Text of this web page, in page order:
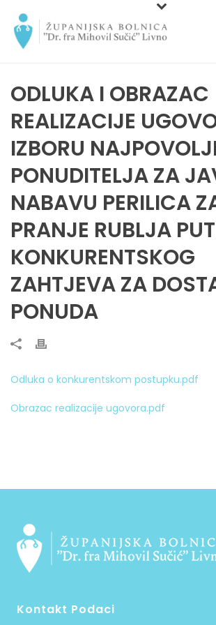
ODLUKA I OBRAZAC
REALIZACIJE
IZBORU
PONUDITELJA ZA
NABAVU PERILICA
PRANJE RUBLJA
KONKURENTSKOG
ZAHTJEVA ZA
PONUDA
Odluka o konkurentskom postupku.pdf
Obrazac realizacije ugovora.pdf
Kontakt Podaci